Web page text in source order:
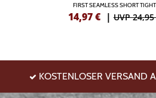
FIRST SEAMLESS SHORT
14,97€ |UVP
KOSTENLOSER VERSAND